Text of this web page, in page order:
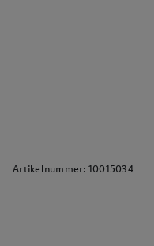
Artikelnummer: 10015034